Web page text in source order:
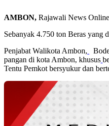
AMBON, Rajawali News Online
Sebanyak 4.750 ton Beras yang
Penjabat Walikota Ambon,
pangan di kota Ambon, khusus
Tentu Pemkot bersyukur dan